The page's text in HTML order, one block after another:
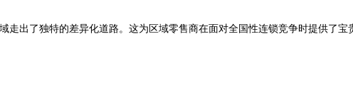
出了独特的差异化道路。这为区域零售商在面对全国性连锁竞争时提供了宝